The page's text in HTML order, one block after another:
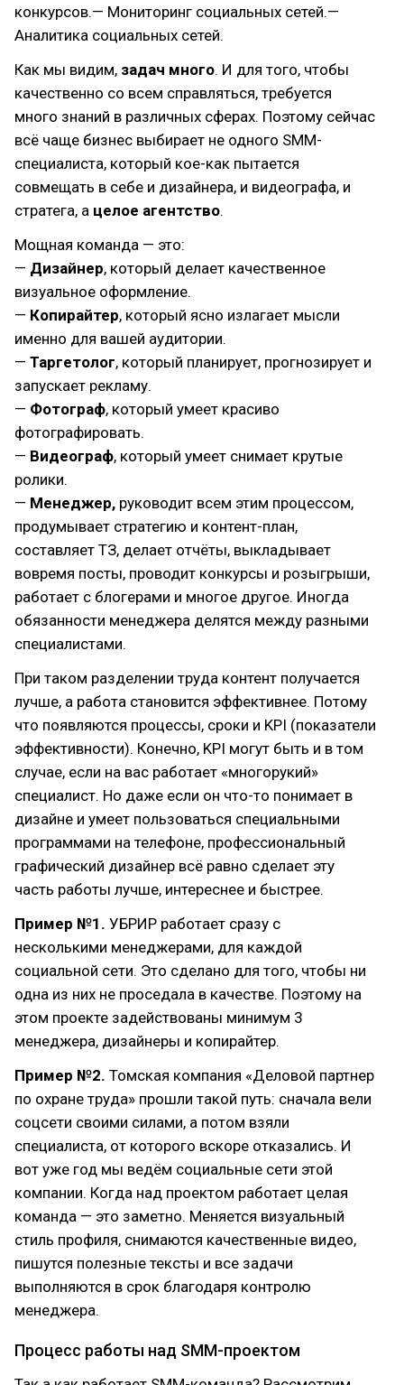
конкурсов.— Мониторинг социальных сетей.—
Аналитика социальных сетей.
Как мы видим, задач много. И для того, чтобы
качественно со всем справляться, требуется
много знаний в различных сферах. Поэтому сейчас
всё чаще бизнес выбирает не одного SMM-
специалиста, который кое-как пытается
совмещать в себе и дизайнера, и видеографа, и
стратега, а целое агентство.
Мощная команда — это:
— Дизайнер, который делает качественное
визуальное оформление.
— Копирайтер, который ясно излагает мысли
именно для вашей аудитории.
— Таргетолог, который планирует, прогнозирует и
запускает рекламу.
— Фотограф, который умеет красиво
фотографировать.
— Видеограф, который умеет снимает крутые
ролики.
— Менеджер, руководит всем этим процессом,
продумывает стратегию и контент-план,
составляет ТЗ, делает отчёты, выкладывает
вовремя посты, проводит конкурсы и розыгрыши,
работает с блогерами и многое другое. Иногда
обязанности менеджера делятся между разными
специалистами.
При таком разделении труда контент получается
лучше, а работа становится эффективнее. Потому
что появляются процессы, сроки и KPI (показатели
эффективности). Конечно, KPI могут быть и в том
случае, если на вас работает «многорукий»
специалист. Но даже если он что-то понимает в
дизайне и умеет пользоваться специальными
программами на телефоне, профессиональный
графический дизайнер всё равно сделает эту
часть работы лучше, интереснее и быстрее.
Пример №1. УБРИР работает сразу с
несколькими менеджерами, для каждой
социальной сети. Это сделано для того, чтобы ни
одна из них не проседала в качестве. Поэтому на
этом проекте задействованы минимум 3
менеджера, дизайнеры и копирайтер.
Пример №2. Томская компания «Деловой партнер
по охране труда» прошли такой путь: сначала вели
соцсети своими силами, а потом взяли
специалиста, от которого вскоре отказались. И
вот уже год мы ведём социальные сети этой
компании. Когда над проектом работает целая
команда — это заметно. Меняется визуальный
стиль профиля, снимаются качественные видео,
пишутся полезные тексты и все задачи
выполняются в срок благодаря контролю
менеджера.
Процесс работы над SMM-проектом